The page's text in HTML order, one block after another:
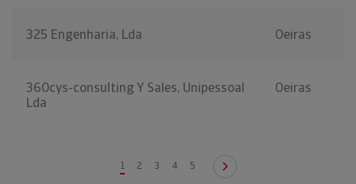
325 Engenharia, Lda Oeiras
360cys-consulting Y Sales, Unipessoal
Lda
Oeiras
1 2 3 4 5